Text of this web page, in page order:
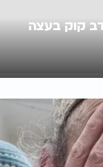
קוק בעצה